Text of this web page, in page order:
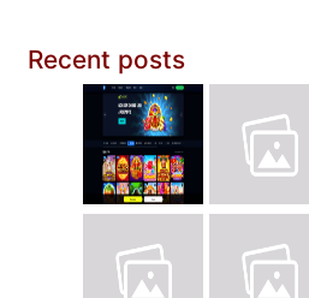
Recent posts